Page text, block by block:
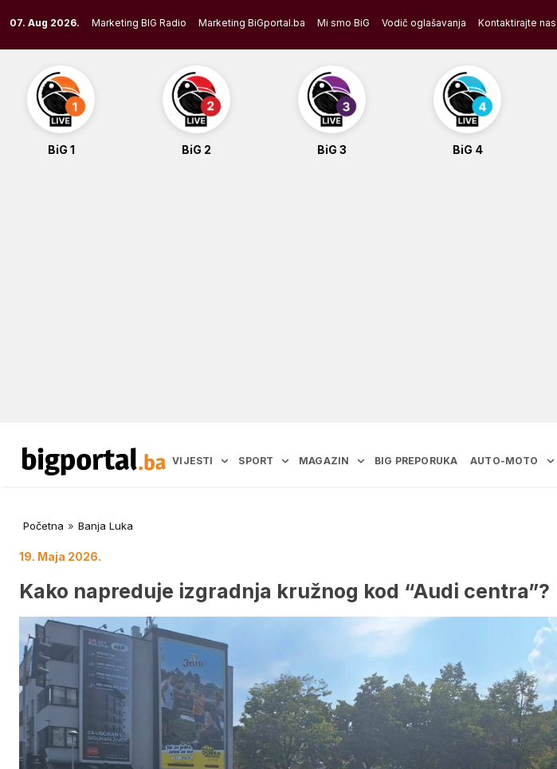
to
content
07. Aug 2026. Marketing BIG Radio Marketing BiGportal.ba Mi smo BiG Vodič oglašavanja Kontaktirajte nas
BiG 1 BiG 2 BiG 3 BiG 4
VIJESTI SPORT MAGAZIN BIG PREPORUKA AUTO-MOTO
Početna » Banja Luka
19. Maja 2026.
Kako napreduje izgradnja kružnog kod “Audi centra”?